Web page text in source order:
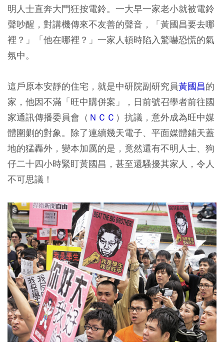
明人士直奔大門狂按電鈴。一大早一家老小就被電鈴
聲吵醒，對講機傳來不友善的聲音，「黃國昌要去哪
裡？」「他在哪裡？」一家人頓時陷入驚嚇恐慌的氣
氛中。
這戶原本安靜的住宅，就是中研院副研究員黃國昌的
家，他因不滿「旺中購併案」，日前號召學者前往國
家通訊傳播委員會（ ＮＣＣ ）抗議，意外成為旺中媒
體圍剿的對象。除了連續幾天電子、平面媒體鋪天蓋
地的猛轟外，變本加厲的是，竟然還有不明人士、狗
仔二十四小時緊盯黃國昌，甚至還騷擾其家人，令人
不可思議！